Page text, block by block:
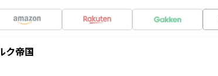
ク帝国